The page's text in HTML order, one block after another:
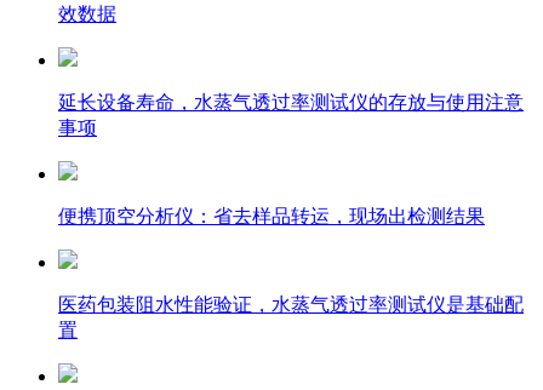
效数据
延长设备寿命，水蒸气透过率测试仪的存放与使用注意
事项
便携顶空分析仪：省去样品转运，现场出检测结果
医药包装阻水性能验证，水蒸气透过率测试仪是基础配
置